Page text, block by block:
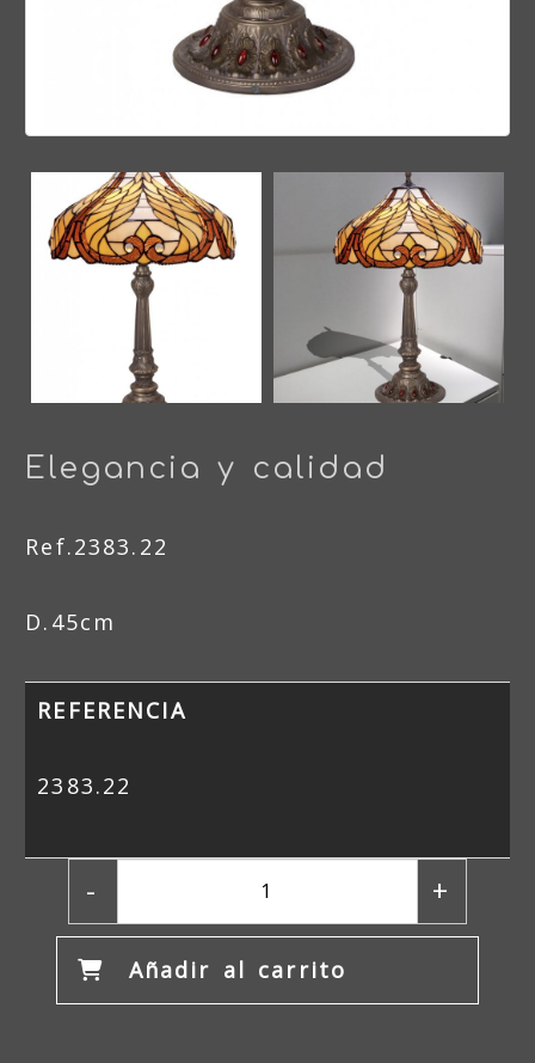
Elegancia y calidad
Ref.2383.22
D.45cm
REFERENCIA
2383.22
- +
Añadir al carrito